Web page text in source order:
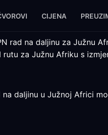
CIJENA
rad na daljinu za Južnu
rutu za Južnu Afriku s
na daljinu u Južnoj Africi